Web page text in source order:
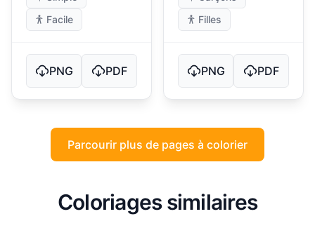
Facile
PNG PDF
Filles
PNG PDF
Parcourir plus de pages à colorier
Coloriages similaires